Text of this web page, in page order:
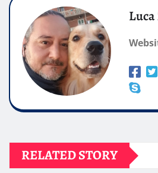
Luca
RELATED STORY